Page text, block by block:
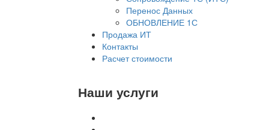
Перенос Данных
ОБНОВЛЕНИЕ 1С
Продажа ИТ
Контакты
Расчет стоимости
Наши услуги